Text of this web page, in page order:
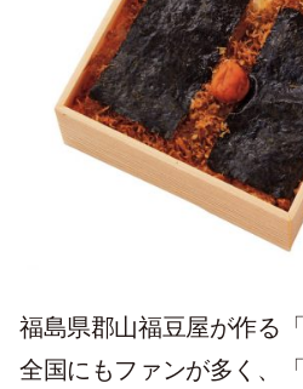
福島県郡山福豆屋が作る
全国にもファンが多く、